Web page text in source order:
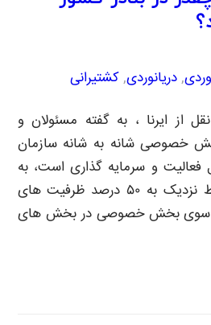
, دریانوردی, کشتیرانی
از ایرنا ، به گفته مسئولان و
خصوصی شانه به شانه سازمان
فعالیت و سرمایه گذاری است، به
طوری که به طور متوسط نزدیک به ۵۰ درصد ظرفیت های
سوی بخش خصوصی در بخش های